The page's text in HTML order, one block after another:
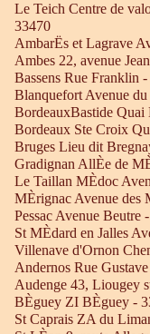
Le Teich Centre de
33470
AmbarËs et Lagrave
Ambes 22, avenue
Bassens Rue Franklin
Blanquefort Avenue
BordeauxBastide Quai
Bordeaux Ste Croix
Bruges Lieu dit
Gradignan AllÈe de
Le Taillan MÈdoc
MÈrignac Avenue des
Pessac Avenue Beutre
St MÈdard en Jalles
Villenave d'Ornon
Andernos Rue
Audenge 43, Liougey
BÈguey ZI BÈguey -
St Caprais ZA du